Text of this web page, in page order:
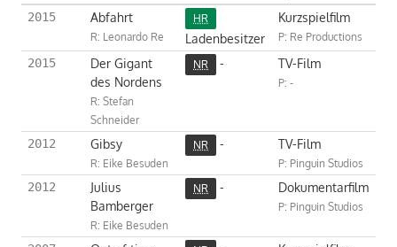
2015 Abfahrt
R: Leonardo Re
HR
Ladenbesitzer
Kurzspielfilm
P: Re Productions
2015
Der Gigant
des Nordens
R: Stefan
Schneider
NR - TV-Film
P: -
2012 Gibsy
R: Eike Besuden
NR - TV-Film
P: Pinguin Studios
2012
Julius
Bamberger
R: Eike Besuden
NR - Dokumentarfilm
P: Pinguin Studios